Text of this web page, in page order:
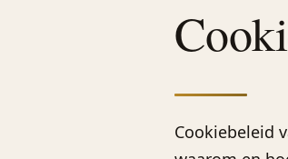
Cookiebeleid